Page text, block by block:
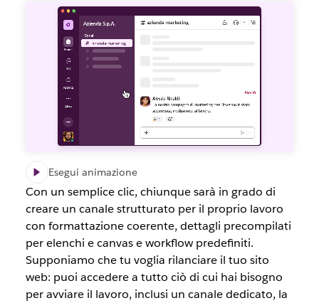
Esegui animazione
Con un semplice clic, chiunque sarà in grado di
creare un canale strutturato per il proprio lavoro
con formattazione coerente, dettagli precompilati
per elenchi e canvas e workflow predefiniti.
Supponiamo che tu voglia rilanciare il tuo sito
web: puoi accedere a tutto ciò di cui hai bisogno
per avviare il lavoro, inclusi un canale dedicato, la